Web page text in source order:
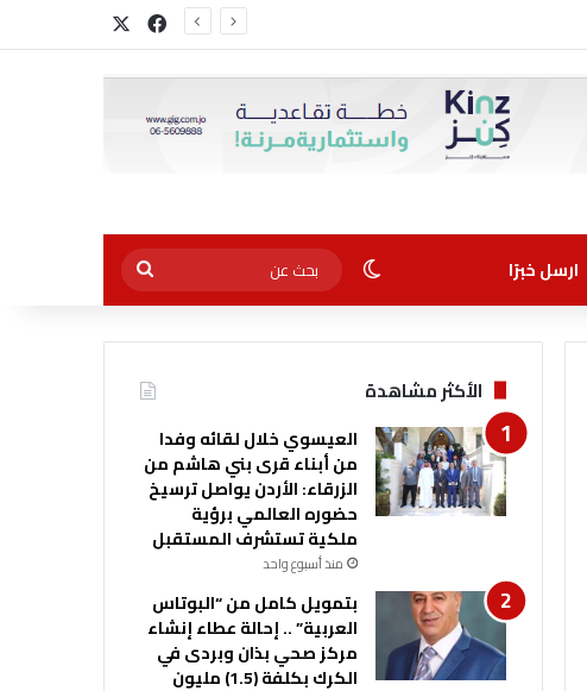
فيسبوك
ارسل خبرًا الوضع المظلم
بحث
عن
الأكثر مشاهدة
العيسوي خلال لقائه وفدا
من أبناء قرى بني هاشم من
الزرقاء: الأردن يواصل ترسيخ
حضوره العالمي برؤية
ملكية تستشرف المستقبل
منذ أسبوع واحد
بتمويل كامل من “البوتاس
العربية” .. إحالة عطاء إنشاء
مركز صحي بذان وبردى في
الكرك بكلفة (1.5) مليون